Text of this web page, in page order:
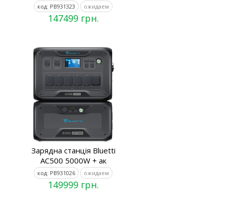
код: PB931323 ожидаем
147499 грн.
Зарядна станція Bluetti
AC500 5000W + ак
код: PB931026 ожидаем
149999 грн.